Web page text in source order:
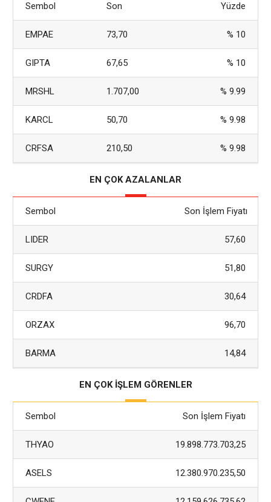
Sembol Son Yüzde
EMPAE 73,70 % 10
GIPTA 67,65 % 10
MRSHL 1.707,00 % 9.99
KARCL 50,70 % 9.98
CRFSA 210,50 % 9.98
EN ÇOK AZALANLAR
Sembol Son İşlem Fiyatı
LIDER 57,60
SURGY 51,80
CRDFA 30,64
ORZAX 96,70
BARMA 14,84
EN ÇOK İŞLEM GÖRENLER
Sembol Son İşlem Fiyatı
THYAO 19.898.773.703,25
ASELS 12.380.970.235,50